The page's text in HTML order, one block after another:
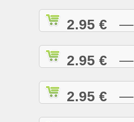
2.95 € —
2.95 € —
2.95 € —